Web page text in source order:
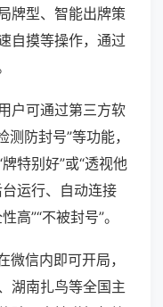
牌型、智能出牌策
自摸等操作，通过
户可通过第三方软
测防封号”等功能，
特别好”或“透视他
运行、自动连接
高”“不被封号”。
信内即可开局，
湖南扎鸟等全国主